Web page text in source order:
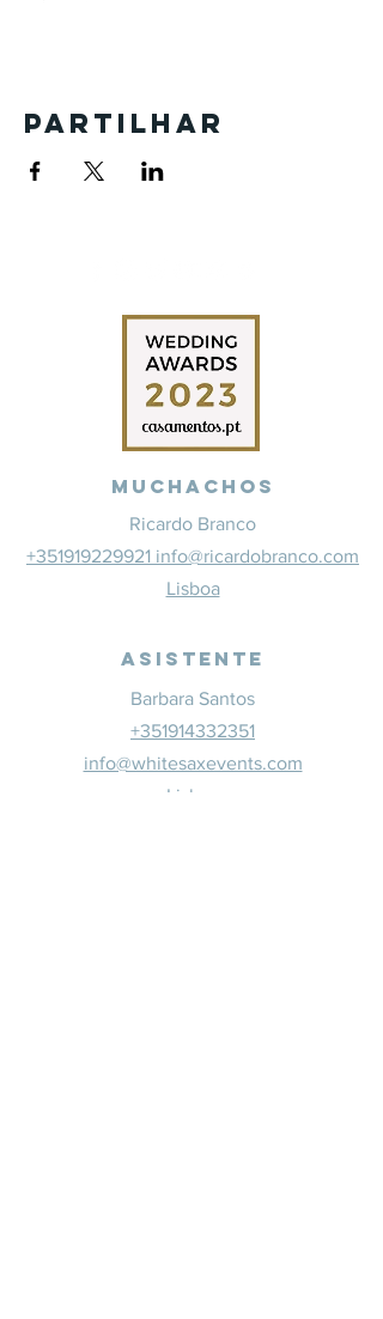
Partilhar
Muchachos
Ricardo Branco
+351919229921 info@ricardobranco.com
Lisboa
Asistente
Barbara Santos
+351914332351
info@whitesaxevents.com
Lisboa